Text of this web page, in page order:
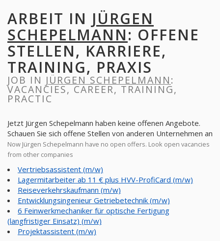
ARBEIT IN JÜRGEN
SCHEPELMANN: OFFENE
STELLEN, KARRIERE,
TRAINING, PRAXIS
JOB IN JÜRGEN SCHEPELMANN:
VACANCIES, CAREER, TRAINING,
PRACTIC
Jetzt Jürgen Schepelmann haben keine offenen Angebote.
Schauen Sie sich offene Stellen von anderen Unternehmen an
Now Jürgen Schepelmann have no open offers. Look open vacancies
from other companies
Vertriebsassistent (m/w)
Lagermitarbeiter ab 11 € plus HVV-ProfiCard (m/w)
Reiseverkehrskaufmann (m/w)
Entwicklungsingenieur Getriebetechnik (m/w)
6 Feinwerkmechaniker für optische Fertigung
(langfristiger Einsatz) (m/w)
Projektassistent (m/w)